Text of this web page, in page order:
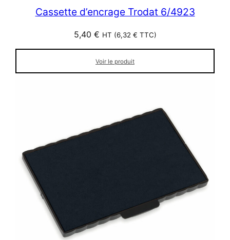
Cassette d’encrage Trodat 6/4923
5,40 € HT (6,32 € TTC)
Voir le produit